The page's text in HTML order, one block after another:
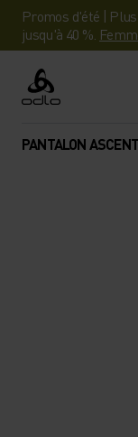
Promos d'été |
jusqu'à 40 %.
Odlo
PANTALON ASCENT